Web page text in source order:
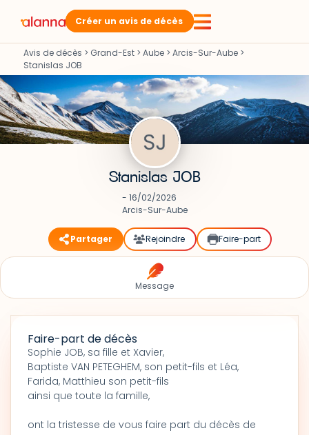
Créer un avis de décès
Avis de décès > Grand-Est > Aube > Arcis-Sur-Aube >
Stanislas JOB
Stanislas JOB
- 16/02/2026
Arcis-Sur-Aube
Partager Rejoindre Faire-part
Message
Faire-part de décès
Sophie JOB, sa fille et Xavier,
Baptiste VAN PETEGHEM, son petit-fils et Léa,
Farida, Matthieu son petit-fils
ainsi que toute la famille,
ont la tristesse de vous faire part du décès de